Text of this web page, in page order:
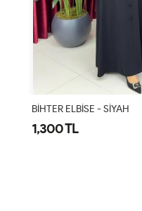
BİHTER ELBİSE - SİYAH
1,300 TL